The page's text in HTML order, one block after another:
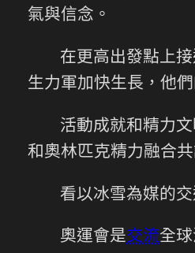
氣與信念。
在更高出發點上
生力軍加快生長，他
活動成就和精力
和奧林匹克精力融合
看以冰雪為媒的
奧運會是交流全